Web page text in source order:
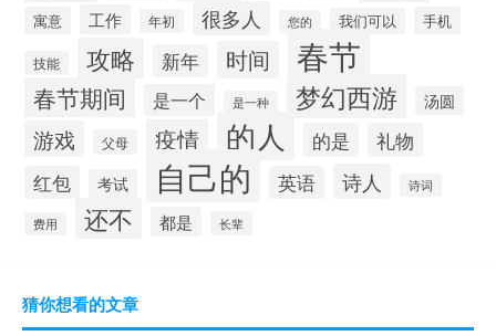
寓意 工作 年初 很多人 您的 我们可以 手机
技能 攻略 新年 时间 春节
春节期间 是一个 是一种 梦幻西游 汤圆
游戏 父母 疫情 的人 的是 礼物
红包 考试 自己的 英语 诗人 诗词
费用 还不 都是 长辈
猜你想看的文章